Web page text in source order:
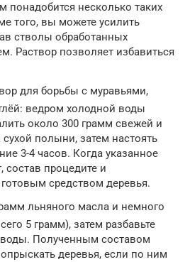
понадобится несколько таких
того, вы можете усилить
стволы обработанных
Раствор позволяет избавиться
для борьбы с муравьями,
ведром холодной воды
около 300 грамм свежей и
полыни, затем настоять
3-4 часов. Когда указанное
состав процедите и
средством деревья.
льняного масла и немного
5 грамм), затем разбавьте
Полученным составом
деревья, если по ним